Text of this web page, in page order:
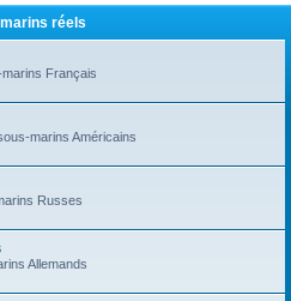
e
réels
Français
marins Américains
Russes
Allemands